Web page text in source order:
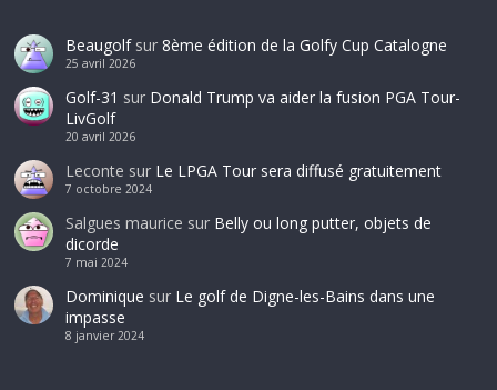
Beaugolfsur 8ème édition de la Golfy Cup Catalogne
25 avril 2026
Golf-31 sur Donald Trump va aider la fusion PGA Tour-
LivGolf
20 avril 2026
Leconte sur Le LPGA Tour sera diffusé gratuitement
7 octobre 2024
Salgues maurice sur Belly ou long putter, objets de
dicorde
7 mai 2024
Dominique sur Le golf de Digne-les-Bains dans une
impasse
8 janvier 2024